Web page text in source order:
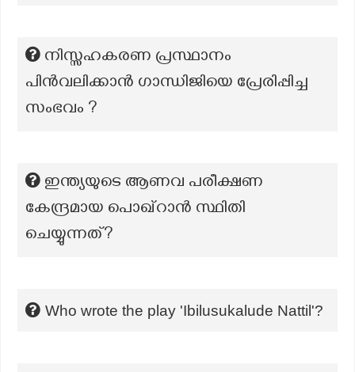
നിസ്സഹകരണ പ്രസ്ഥാനം
പിൻവലിക്കാൻ ഗാന്ധിജിയെ പ്രേരിപ്പിച്ച
സംഭവം ?
ഇന്ത്യയുടെ ആണവ പരീക്ഷണ
കേന്ദ്രമായ പൊഖ്റാൻ സ്ഥിതി
ചെയ്യുന്നത്?
Who wrote the play 'Ibilusukalude Nattil'?